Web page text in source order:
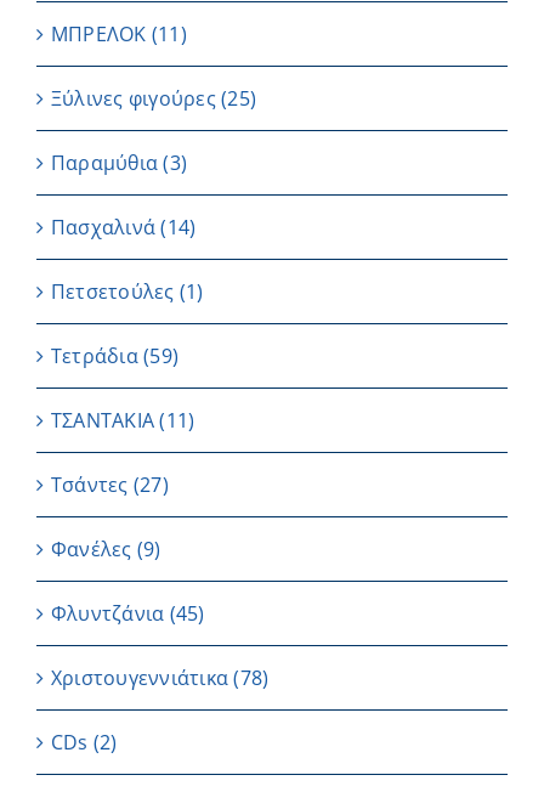
ΜΠΡΕΛΟΚ (11)
Ξύλινες φιγούρες(25)
Παραμύθια (3)
Πασχαλινά (14)
Πετσετούλες (1)
Τετράδια(59)
ΤΣΑΝΤΑΚΙΑ (11)
Τσάντες (27)
Φανέλες (9)
Φλυντζάνια (45)
Χριστουγεννιάτικα(78)
CDs (2)